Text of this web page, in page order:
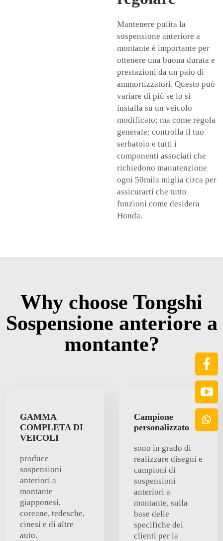
Mantenere pulita la
sospensione anteriore a
montante è importante per
ottenere una buona durata e
prestazioni da un paio di
ammortizzatori. Questo può
variare di più se lo si
installa su un veicolo
modificato; ma come regola
generale: controlla il tuo
serbatoio e tutti i
componenti associati che
richiedono manutenzione
ogni 50mila miglia circa per
assicurarti che tutto
funzioni come desidera
Honda.
Why choose Tongshi
Sospensione anteriore a
montante?
GAMMA
COMPLETA DI
VEICOLI
produce
sospensioni
anteriori a
montante
giapponesi,
coreane, tedesche,
cinesi e di altre
auto.
Campione
personalizzato
sono in grado di
realizzare disegni e
campioni di
sospensioni
anteriori a
montante, sulla
base delle
specifiche dei
clienti per la